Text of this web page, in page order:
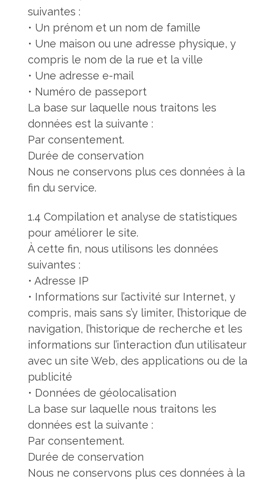
suivantes :
• Un prénom et un nom de famille
• Une maison ou une adresse physique, y
compris le nom de la rue et la ville
• Une adresse e-mail
• Numéro de passeport
La base sur laquelle nous traitons les
données est la suivante :
Par consentement.
Durée de conservation
Nous ne conservons plus ces données à la
fin du service.
1.4 Compilation et analyse de statistiques
pour améliorer le site.
À cette fin, nous utilisons les données
suivantes :
• Adresse IP
• Informations sur l’activité sur Internet, y
compris, mais sans s’y limiter, l’historique de
navigation, l’historique de recherche et les
informations sur l’interaction d’un utilisateur
avec un site Web, des applications ou de la
publicité
• Données de géolocalisation
La base sur laquelle nous traitons les
données est la suivante :
Par consentement.
Durée de conservation
Nous ne conservons plus ces données à la